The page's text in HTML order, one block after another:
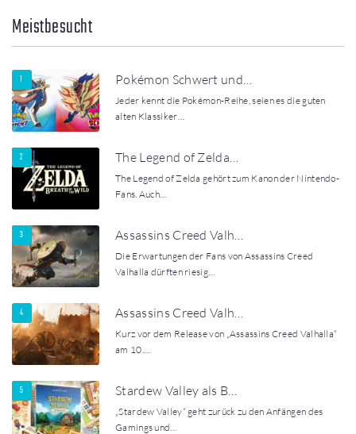
Meistbesucht
Pokémon Schwert und…
Jeder kennt die Pokémon-Reihe, seien es die guten
alten Klassiker…
The Legend of Zelda…
The Legend of Zelda gehört zum Kanon der Nintendo-
Fans. Auch…
Assassins Creed Valh…
Die Erwartungen der Fans von Assassins Creed
Valhalla dürften riesig…
Assassins Creed Valh…
Kurz vor dem Release von „Assassins Creed Valhalla“
am 10.…
Stardew Valley als B…
„Stardew Valley“ geht zurück zu den Anfängen des
Gamings und…